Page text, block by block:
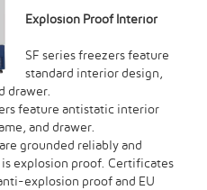
Explosion Proof Interior
SF series freezers feature
standard interior design,
drawer.
feature antistatic interior
and drawer.
grounded reliably and
explosion proof. Certificates
explosion proof and EU